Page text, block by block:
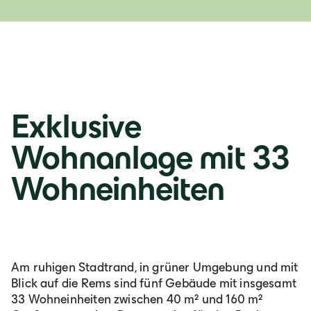
Exklusive
Wohnanlage mit 33
Wohneinheiten
Am ruhigen Stadtrand, in grüner Umgebung und mit
Blick auf die Rems sind fünf Gebäude mit insgesamt
33 Wohneinheiten zwischen 40 m² und 160 m²